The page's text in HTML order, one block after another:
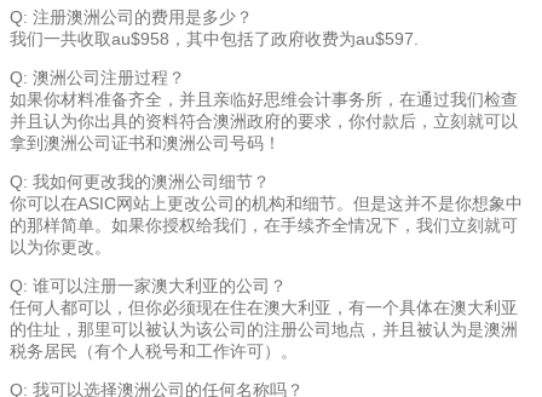
Q: 注册澳洲公司的费用是多少？
我们一共收取au$958，其中包括了政府收费为au$597.
Q: 澳洲公司注册过程？
如果你材料准备齐全，并且亲临好思维会计事务所，在通过我们检查
并且认为你出具的资料符合澳洲政府的要求，你付款后，立刻就可以
拿到澳洲公司证书和澳洲公司号码！
Q: 我如何更改我的澳洲公司细节？
你可以在ASIC网站上更改公司的机构和细节。但是这并不是你想象中
的那样简单。如果你授权给我们，在手续齐全情况下，我们立刻就可
以为你更改。
Q: 谁可以注册一家澳大利亚的公司？
任何人都可以，但你必须现在住在澳大利亚，有一个具体在澳大利亚
的住址，那里可以被认为该公司的注册公司地点，并且被认为是澳洲
税务居民（有个人税号和工作许可）。
Q: 我可以选择澳洲公司的任何名称吗？